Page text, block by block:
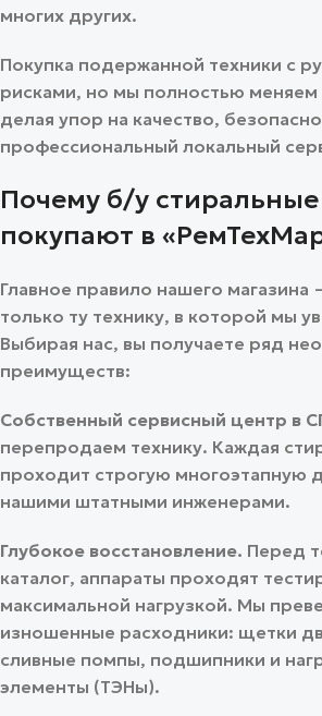
многих других.
Покупка подержанной техники с
рисками, но мы полностью
делая упор на качество,
профессиональный локальный
Почему б/у
покупают в
Главное правило нашего магазина
только ту технику, в которой мы
Выбирая нас, вы получаете ряд
преимуществ:
Собственный сервисный центр в
перепродаем технику. Каждая
проходит строгую многоэтапную
нашими штатными инженерами.
Глубокое восстановление. Перед
каталог, аппараты проходят
максимальной нагрузкой. Мы
изношенные расходники: щетки
сливные помпы, подшипники и
элементы (ТЭНы).